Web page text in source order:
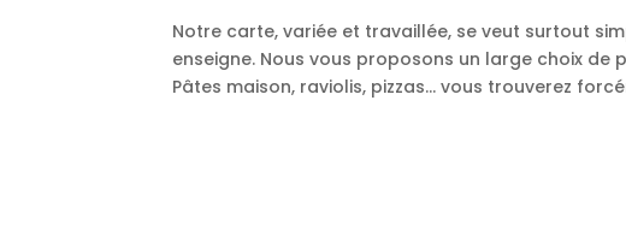
Notre carte, variée et travaillée, se veut surtout
enseigne. Nous vous proposons un large choix
Pâtes maison, raviolis, pizzas… vous trouverez